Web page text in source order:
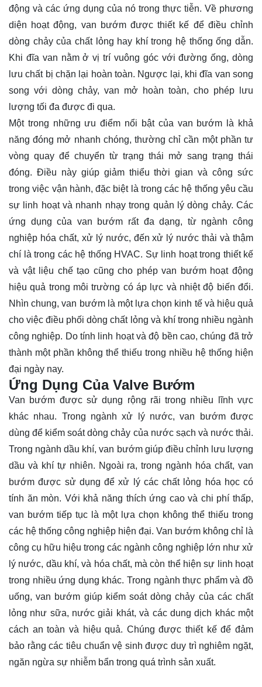
động và các ứng dụng của nó trong thực tiễn. Về phương
diện hoạt động, van bướm được thiết kế để điều chỉnh
dòng chảy của chất lỏng hay khí trong hệ thống ống dẫn.
Khi đĩa van nằm ở vị trí vuông góc với đường ống, dòng
lưu chất bị chặn lại hoàn toàn. Ngược lại, khi đĩa van song
song với dòng chảy, van mở hoàn toàn, cho phép lưu
lượng tối đa được đi qua.
Một trong những ưu điểm nổi bật của van bướm là khả
năng đóng mở nhanh chóng, thường chỉ cần một phần tư
vòng quay để chuyển từ trạng thái mở sang trạng thái
đóng. Điều này giúp giảm thiểu thời gian và công sức
trong việc vận hành, đặc biệt là trong các hệ thống yêu cầu
sự linh hoạt và nhanh nhạy trong quản lý dòng chảy. Các
ứng dụng của van bướm rất đa dạng, từ ngành công
nghiệp hóa chất, xử lý nước, đến xử lý nước thải và thậm
chí là trong các hệ thống HVAC. Sự linh hoạt trong thiết kế
và vật liệu chế tạo cũng cho phép van bướm hoạt động
hiệu quả trong môi trường có áp lực và nhiệt độ biến đổi.
Nhìn chung, van bướm là một lựa chọn kinh tế và hiệu quả
cho việc điều phối dòng chất lỏng và khí trong nhiều ngành
công nghiệp. Do tính linh hoạt và độ bền cao, chúng đã trở
thành một phần không thể thiếu trong nhiều hệ thống hiện
đại ngày nay.
Ứng Dụng Của Valve Bướm
Van bướm được sử dụng rộng rãi trong nhiều lĩnh vực
khác nhau. Trong ngành xử lý nước, van bướm được
dùng để kiểm soát dòng chảy của nước sạch và nước thải.
Trong ngành dầu khí, van bướm giúp điều chỉnh lưu lượng
dầu và khí tự nhiên. Ngoài ra, trong ngành hóa chất, van
bướm được sử dụng để xử lý các chất lỏng hóa học có
tính ăn mòn. Với khả năng thích ứng cao và chi phí thấp,
van bướm tiếp tục là một lựa chọn không thể thiếu trong
các hệ thống công nghiệp hiện đại. Van bướm không chỉ là
công cụ hữu hiệu trong các ngành công nghiệp lớn như xử
lý nước, dầu khí, và hóa chất, mà còn thể hiện sự linh hoạt
trong nhiều ứng dụng khác. Trong ngành thực phẩm và đồ
uống, van bướm giúp kiểm soát dòng chảy của các chất
lỏng như sữa, nước giải khát, và các dung dịch khác một
cách an toàn và hiệu quả. Chúng được thiết kế để đảm
bảo rằng các tiêu chuẩn vệ sinh được duy trì nghiêm ngặt,
ngăn ngừa sự nhiễm bẩn trong quá trình sản xuất.